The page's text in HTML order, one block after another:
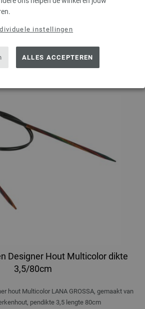
instellingen
ALLES ACCEPTEREN
Designer Hout Multicolor dikte
3,5/80cm
hout Multicolor LANA GROSSA, gemaakt van
pendikte 3,5 lengte 80cm